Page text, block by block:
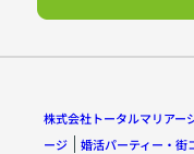
株式会社トータルマリアー
ージ
婚活パーティー・街